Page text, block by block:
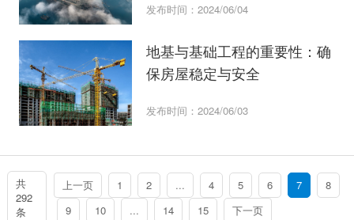
发布时间：2024/06/04
地基与基础工程的重要性：确
保房屋稳定与安全
发布时间：2024/06/03
共
292
条
上一页 1 2 ... 4 5 6 7
8
9
10 ... 14 15 下一页